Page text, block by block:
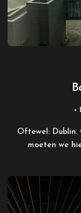
Oftewel: Dublin. Omdat we met Aer Lingus vliegen,
moeten we